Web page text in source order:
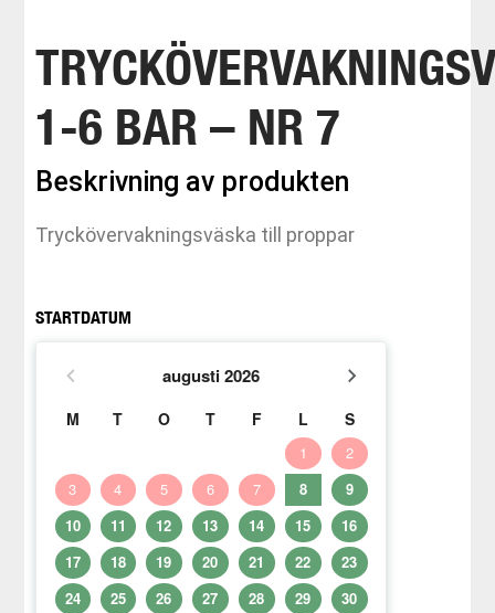
1-6 BAR – NR 7
Beskrivning av produkten
Tryckövervakningsväska till proppar
STARTDATUM
augusti 2026
M T O T F L S
1
2
3
4 5 6 7 8
9
10
11 12 13 14 15
16
17
18 19 20 21 22
23
24
25 26 27 28 29
30